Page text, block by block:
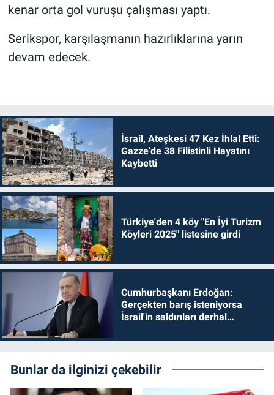
kenar orta gol vuruşu çalışması yaptı.
Serikspor, karşılaşmanın hazırlıklarına yarın
devam edecek.
İsrail, Ateşkesi 47 Kez İhlal Etti:
Gazze’de 38 Filistinli Hayatını
Kaybetti
Türkiye'den 4 köy "En İyi Turizm
Köyleri 2025" listesine girdi
Cumhurbaşkanı Erdoğan:
Gerçekten barış isteniyorsa
İsrail'in saldırıları derhal
Bunlar da ilginizi çekebilir